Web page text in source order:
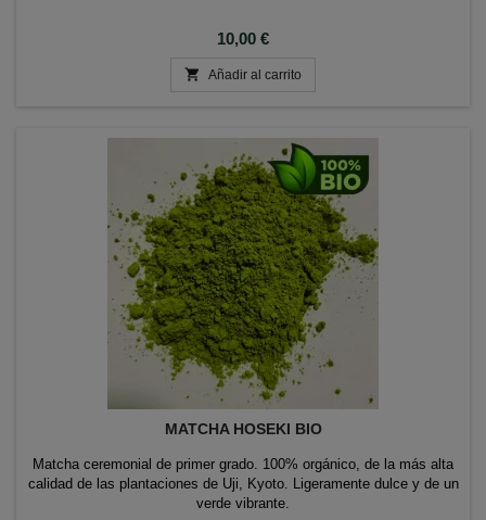
Precio
10,00 €
 Añadir al carrito
MATCHA HOSEKI BIO
Matcha ceremonial de primer grado. 100% orgánico, de la más alta
calidad de las plantaciones de Uji, Kyoto. Ligeramente dulce y de un
verde vibrante.